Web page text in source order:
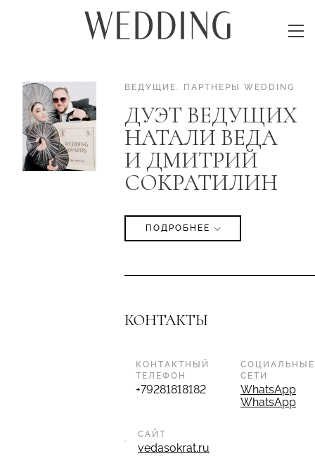
ВЕДУЩИЕ. ПАРТНЕРЫ WEDDING
ДУЭТ ВЕДУЩИХ
НАТАЛИ ВЕДА
И ДМИТРИЙ
СОКРАТИЛИН
ПОДРОБНЕЕ
КОНТАКТЫ
КОНТАКТНЫЙ
ТЕЛЕФОН
+79281818182
СОЦИАЛЬНЫЕ
СЕТИ
WhatsApp
WhatsApp
САЙТ
vedasokrat.ru